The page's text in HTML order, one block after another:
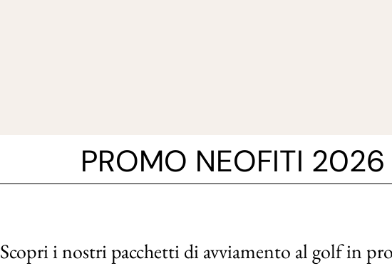
PROMO NEOFITI 2026
Scopri i nostri pacchetti di avviamento al golf in